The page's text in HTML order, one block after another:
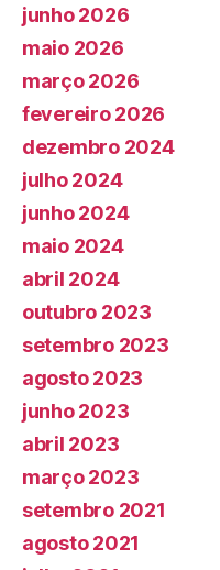
junho 2026
maio 2026
março 2026
fevereiro 2026
dezembro 2024
julho 2024
junho 2024
maio 2024
abril 2024
outubro 2023
setembro 2023
agosto 2023
junho 2023
abril 2023
março 2023
setembro 2021
agosto 2021